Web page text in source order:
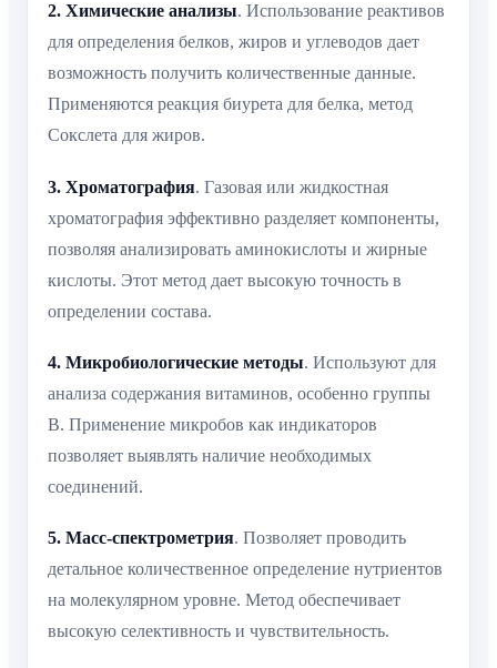
2. Химические анализы. Использование реактивов
для определения белков, жиров и углеводов дает
возможность получить количественные данные.
Применяются реакция биурета для белка, метод
Сокслета для жиров.
3. Хроматография. Газовая или жидкостная
хроматография эффективно разделяет компоненты,
позволяя анализировать аминокислоты и жирные
кислоты. Этот метод дает высокую точность в
определении состава.
4. Микробиологические методы. Используют для
анализа содержания витаминов, особенно группы
В. Применение микробов как индикаторов
позволяет выявлять наличие необходимых
соединений.
5. Масс-спектрометрия. Позволяет проводить
детальное количественное определение нутриентов
на молекулярном уровне. Метод обеспечивает
высокую селективность и чувствительность.